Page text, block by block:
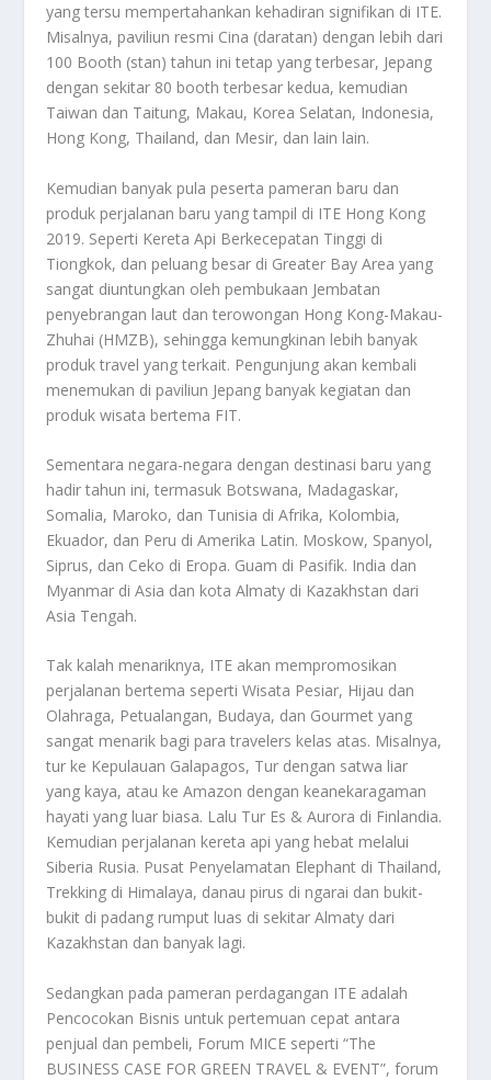
yang tersu mempertahankan kehadiran signifikan di ITE.
Misalnya, paviliun resmi Cina (daratan) dengan lebih dari
100 Booth (stan) tahun ini tetap yang terbesar, Jepang
dengan sekitar 80 booth terbesar kedua, kemudian
Taiwan dan Taitung, Makau, Korea Selatan, Indonesia,
Hong Kong, Thailand, dan Mesir, dan lain lain.
Kemudian banyak pula peserta pameran baru dan
produk perjalanan baru yang tampil di ITE Hong Kong
2019. Seperti Kereta Api Berkecepatan Tinggi di
Tiongkok, dan peluang besar di Greater Bay Area yang
sangat diuntungkan oleh pembukaan Jembatan
penyebrangan laut dan terowongan Hong Kong-Makau-
Zhuhai (HMZB), sehingga kemungkinan lebih banyak
produk travel yang terkait. Pengunjung akan kembali
menemukan di paviliun Jepang banyak kegiatan dan
produk wisata bertema FIT.
Sementara negara-negara dengan destinasi baru yang
hadir tahun ini, termasuk Botswana, Madagaskar,
Somalia, Maroko, dan Tunisia di Afrika, Kolombia,
Ekuador, dan Peru di Amerika Latin. Moskow, Spanyol,
Siprus, dan Ceko di Eropa. Guam di Pasifik. India dan
Myanmar di Asia dan kota Almaty di Kazakhstan dari
Asia Tengah.
Tak kalah menariknya, ITE akan mempromosikan
perjalanan bertema seperti Wisata Pesiar, Hijau dan
Olahraga, Petualangan, Budaya, dan Gourmet yang
sangat menarik bagi para travelers kelas atas. Misalnya,
tur ke Kepulauan Galapagos, Tur dengan satwa liar
yang kaya, atau ke Amazon dengan keanekaragaman
hayati yang luar biasa. Lalu Tur Es & Aurora di Finlandia.
Kemudian perjalanan kereta api yang hebat melalui
Siberia Rusia. Pusat Penyelamatan Elephant di Thailand,
Trekking di Himalaya, danau pirus di ngarai dan bukit-
bukit di padang rumput luas di sekitar Almaty dari
Kazakhstan dan banyak lagi.
Sedangkan pada pameran perdagangan ITE adalah
Pencocokan Bisnis untuk pertemuan cepat antara
penjual dan pembeli, Forum MICE seperti “The
BUSINESS CASE FOR GREEN TRAVEL & EVENT”, forum